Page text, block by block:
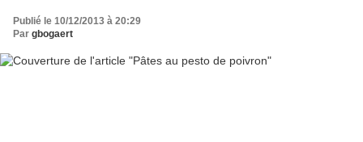
Publié le 10/12/2013 à 20:29
Par gbogaert